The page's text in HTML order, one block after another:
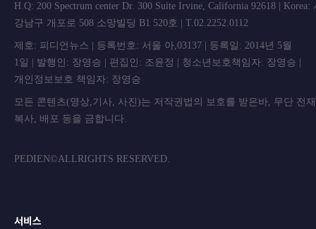
H.Q: 200 Spectrum center Dr. 300 Suite Irvine, California 92618 | Korea:
강남구 개포로 508 소망빌딩 B1 520호 | T.02.2252.0112
제호: 피디언뉴스 | 등록번호: 서울 아,03137 | 등록일: 2014년 5월
1일 | 발행인: 장영승 | 편집인: 조윤정 | 청소년보호책임자: 장영승 |
개인정보보호 책임자: 장영승
모든 콘텐츠(영상,기사, 사진)는 저작권법의 보호를 받은바, 무단 전
복사, 배포 등을 금합니
PEDIEN©ALLRIGHTS RESERVED.
서비스